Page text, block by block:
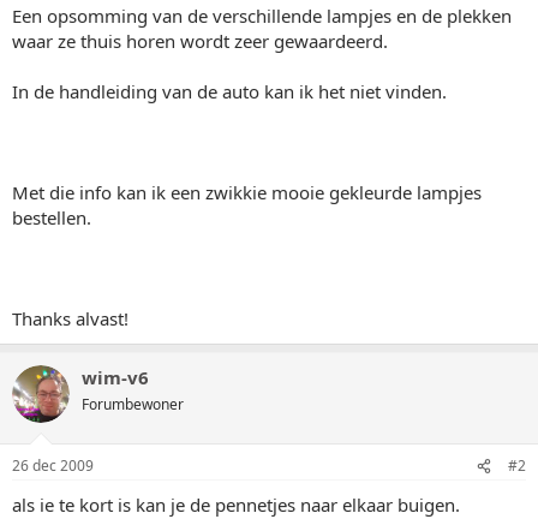
Een opsomming van de verschillende lampjes en de plekken
waar ze thuis horen wordt zeer gewaardeerd.
In de handleiding van de auto kan ik het niet vinden.
Met die info kan ik een zwikkie mooie gekleurde lampjes
bestellen.
Thanks alvast!
wim-v6
Forumbewoner
26 dec 2009 #2
als ie te kort is kan je de pennetjes naar elkaar buigen.